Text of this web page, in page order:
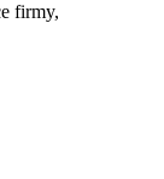
firmy,